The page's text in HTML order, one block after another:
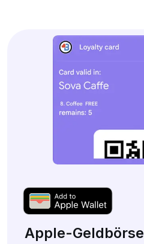
Apple-Geldbörse